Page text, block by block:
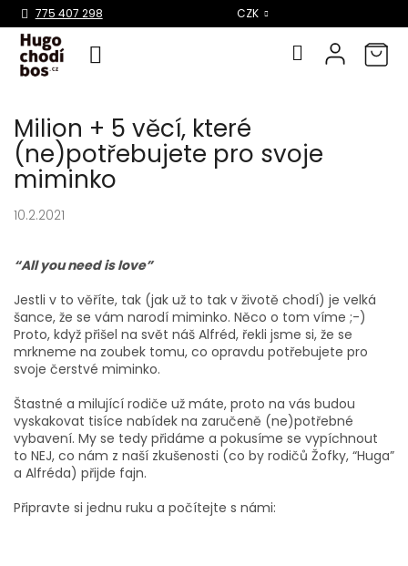
obsah
775 407 298 CZK
Milion + 5 věcí, které
(ne)potřebujete pro svoje
miminko
10.2.2021
“All you need is love”
Jestli v to věříte, tak (jak už to tak v životě chodí) je velká
šance, že se vám narodí miminko. Něco o tom víme ;-)
Proto, když přišel na svět náš Alfréd, řekli jsme si, že se
mrkneme na zoubek tomu, co opravdu potřebujete pro
svoje čerstvé miminko.
Štastné a milující rodiče už máte, proto na vás budou
vyskakovat tisíce nabídek na zaručeně (ne)potřebné
vybavení. My se tedy přidáme a pokusíme se vypíchnout
to NEJ, co nám z naší zkušenosti (co by rodičů Žofky, “Huga”
a Alfréda) přijde fajn.
Připravte si jednu ruku a počítejte s námi: